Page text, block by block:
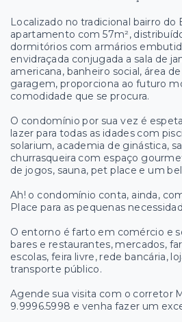
Localizado no tradicional bairro do
apartamento com 57m²,
dormitórios com armários
envidraçada conjugada a sala de
americana, banheiro social, área
garagem, proporciona ao futuro
comodidade que se procura.
O condomínio por sua vez é
lazer para todas as idades com
solarium, academia de ginástica,
churrasqueira com espaço
de jogos, sauna, pet place e um
Ah! o condomínio conta, ainda,
Place para as pequenas
O entorno é farto em comércio e
bares e restaurantes, mercados,
escolas, feira livre, rede bancária,
transporte público.
Agende sua visita com o corretor
9.9996.5998 e venha fazer um